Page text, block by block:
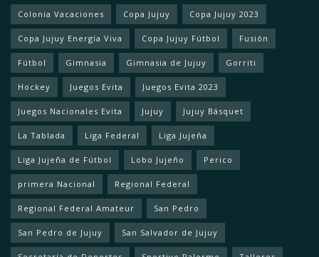
Colonia Vacaciones Copa Jujuy Copa Jujuy 2023
Copa Jujuy Energía Viva Copa Jujuy Fútbol Fusión
Fútbol Gimnasia Gimnasia de Jujuy Gorriti
Hockey Juegos Evita Juegos Evita 2023
Juegos Nacionales Evita Jujuy Jujuy Básquet
La Tablada Liga Federal Liga Jujeña
Liga Jujeña de Fútbol Lobo Jujeño Perico
primera Nacional Regional Federal
Regional Federal Amateur San Pedro
San Pedro de Jujuy San Salvador de Jujuy